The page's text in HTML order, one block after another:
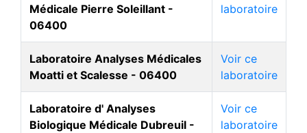
Médicale Pierre Soleillant -
06400
laboratoire
Laboratoire Analyses Médicales
Moatti et Scalesse - 06400
Voir ce
laboratoire
Laboratoire d' Analyses
Biologique Médicale Dubreuil -
Voir ce
laboratoire